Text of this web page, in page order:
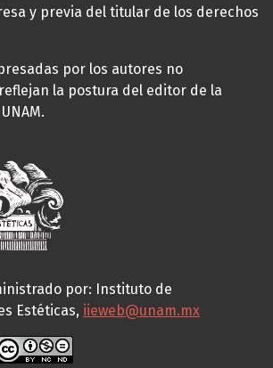
y previa del titular de los derechos
por los autores no
la postura del editor de la
por: Instituto de
Estéticas, iieweb@unam.mx